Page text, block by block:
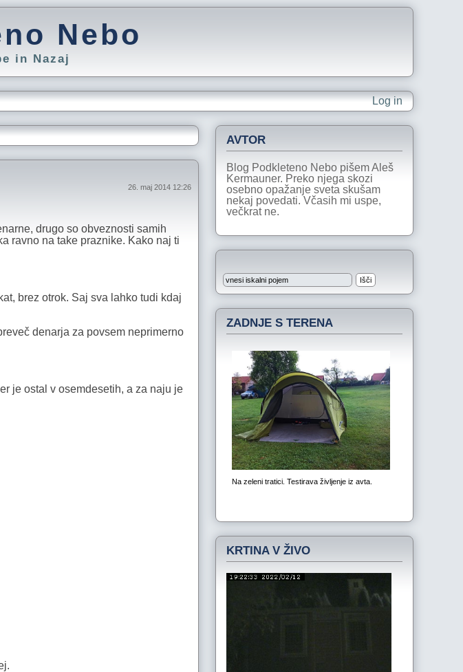
Nebo
in Nazaj
Log in
26. maj 2014 12:26
drugo so obveznosti samih
ravno na take praznike. Kako naj ti
brez otrok. Saj sva lahko tudi kdaj
denarja za povsem neprimerno
je ostal v osemdesetih, a za naju je
AVTOR
Blog Podkleteno Nebo pišem Aleš
Kermauner. Preko njega skozi
osebno opažanje sveta skušam
nekaj povedati. Včasih mi uspe,
večkrat ne.
ZADNJE S TERENA
KRTINA V ŽIVO